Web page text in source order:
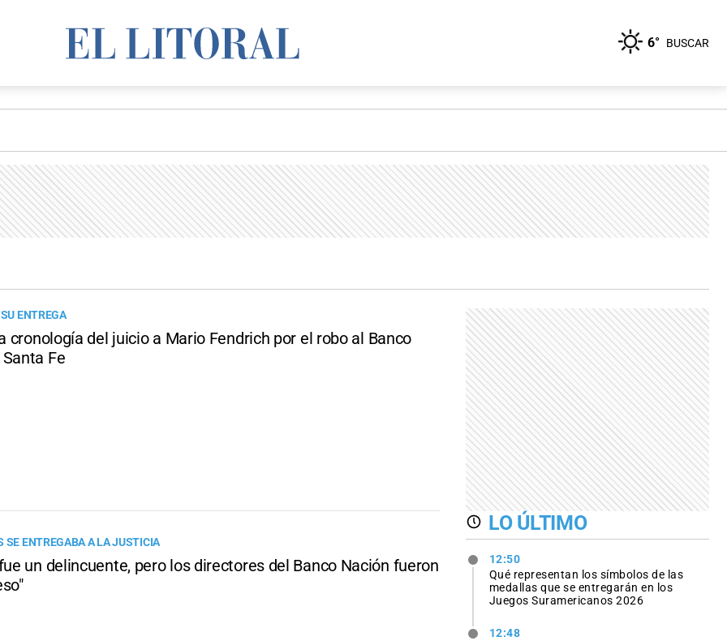
6° BUSCAR
ENTREGA
cronología del juicio a Mario Fendrich por el robo al Banco
Fe
SE ENTREGABA A LA JUSTICIA
un delincuente, pero los directores del Banco Nación fueron
LO ÚLTIMO
12:50
Qué representan los símbolos de las
medallas que se entregarán en los
Juegos Suramericanos 2026
12:48